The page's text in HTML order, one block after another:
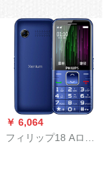
￥ 6,064
フィリップ18 Aロヤ